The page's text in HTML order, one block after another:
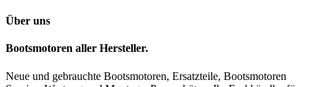
Über uns
Bootsmotoren aller Hersteller.
Neue und gebrauchte Bootsmotoren, Ersatzteile, Bootsmotoren